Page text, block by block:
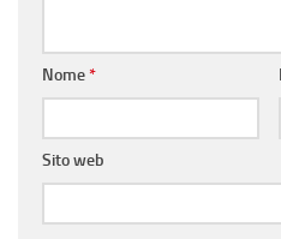
Nome*
Sito web